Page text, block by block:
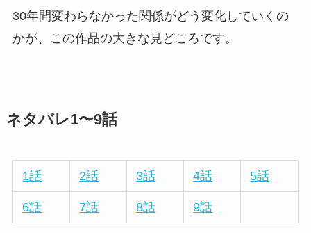
30年間変わらなかった関係がどう変化していくの
かが、この作品の大きな見どころです。
ネタバレ1〜9話
1話 2話 3話 4話 5話
6話 7話 8話 9話